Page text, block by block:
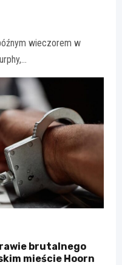
wieczorem w
brutalnego
mieście Hoorn